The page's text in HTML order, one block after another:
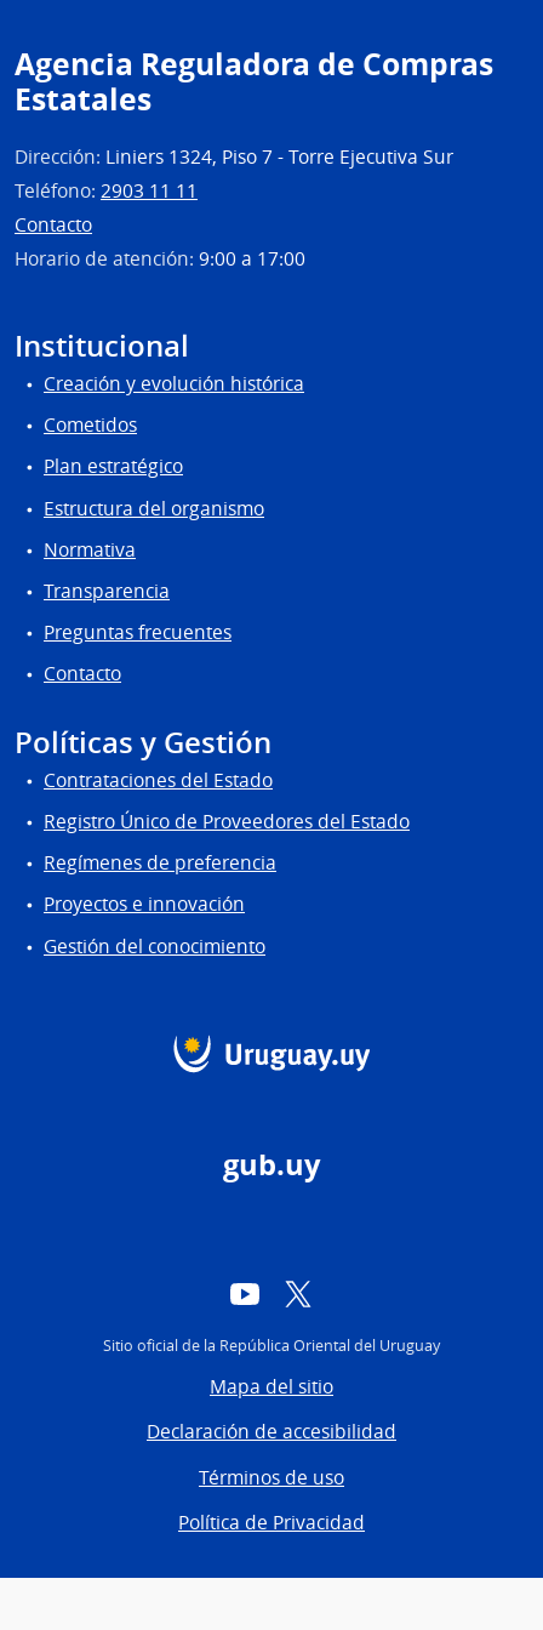
Agencia Reguladora de Compras
Estatales
Dirección: Liniers 1324, Piso 7 - Torre Ejecutiva Sur
Teléfono: 2903 11 11
Contacto
Horario de atención: 9:00 a 17:00
Institucional
Creación y evolución histórica
Cometidos
Plan estratégico
Estructura del organismo
Normativa
Transparencia
Preguntas frecuentes
Contacto
Políticas y Gestión
Contrataciones del Estado
Registro Único de Proveedores del Estado
Regímenes de preferencia
Proyectos e innovación
Gestión del conocimiento
gub.uy
YouTube
Sitio oficial de la República Oriental del Uruguay
Mapa del sitio
Declaración de accesibilidad
Términos de uso
Política de Privacidad